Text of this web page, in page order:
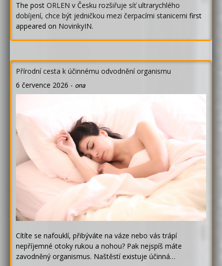
The post ORLEN v Česku rozšiřuje síť ultrarychlého
dobíjení, chce být jedničkou mezi čerpacími stanicemi first
appeared on NovinkyIN.
Přírodní cesta k účinnému odvodnění organismu
6 července 2026 - ona
Cítíte se nafouklí, přibýváte na váze nebo vás trápí
nepříjemné otoky rukou a nohou? Pak nejspíš máte
zavodněný organismus. Naštěstí existuje účinná…